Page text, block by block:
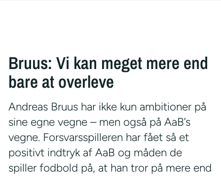
Bruus: Vi kan meget mere end
bare at overleve
Andreas Bruus har ikke kun ambitioner på
sine egne vegne – men også på AaB’s
vegne. Forsvarsspilleren har fået så et
positivt indtryk af AaB og måden de
spiller fodbold på, at han tror på mere end